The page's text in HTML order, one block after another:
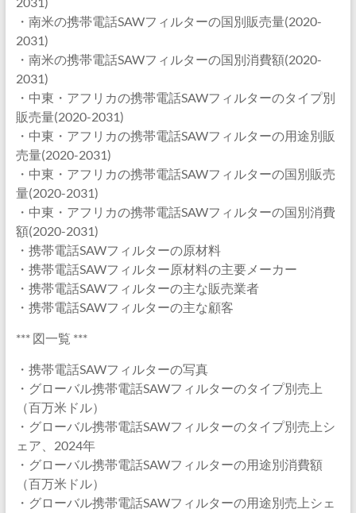
・南米の携帯電話SAWフィルターの国別販売量(2020-
2031)
・南米の携帯電話SAWフィルターの国別消費額(2020-
2031)
・中東・アフリカの携帯電話SAWフィルターのタイプ別
販売量(2020-2031)
・中東・アフリカの携帯電話SAWフィルターの用途別販
売量(2020-2031)
・中東・アフリカの携帯電話SAWフィルターの国別販売
量(2020-2031)
・中東・アフリカの携帯電話SAWフィルターの国別消費
額(2020-2031)
・携帯電話SAWフィルターの原材料
・携帯電話SAWフィルター原材料の主要メーカー
・携帯電話SAWフィルターの主な販売業者
・携帯電話SAWフィルターの主な顧客
*** 図一覧 ***
・携帯電話SAWフィルターの写真
・グローバル携帯電話SAWフィルターのタイプ別売上
（百万米ドル）
・グローバル携帯電話SAWフィルターのタイプ別売上シ
ェア、2024年
・グローバル携帯電話SAWフィルターの用途別消費額
（百万米ドル）
・グローバル携帯電話SAWフィルターの用途別売上シェ